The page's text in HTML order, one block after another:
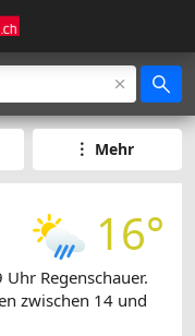
Mehr
16°
Regenschauer.
zwischen 14 und